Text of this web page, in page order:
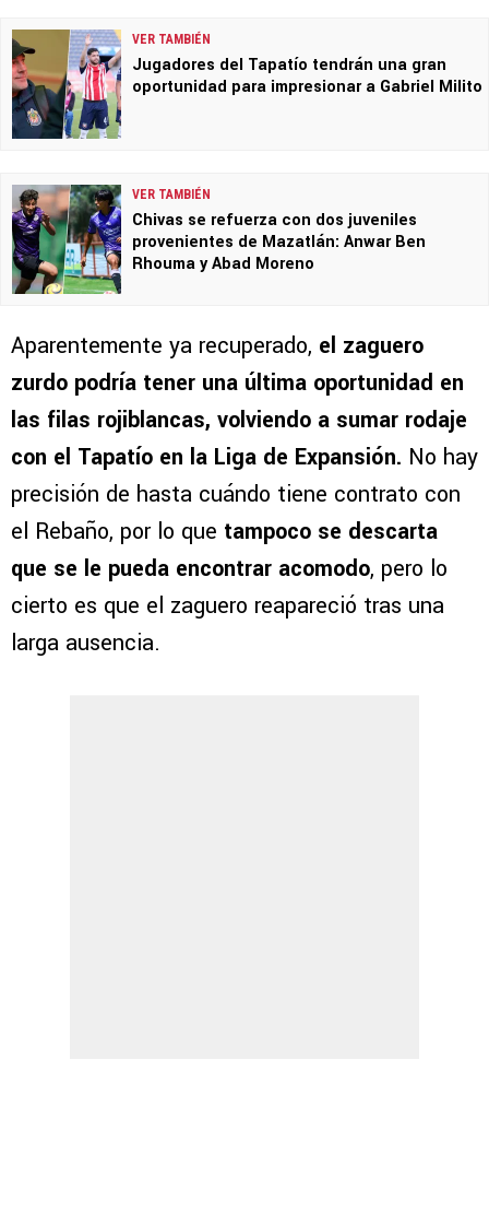
VER TAMBIÉN
Jugadores del Tapatío tendrán una gran
oportunidad para impresionar a Gabriel Milito
VER TAMBIÉN
Chivas se refuerza con dos juveniles
provenientes de Mazatlán: Anwar Ben
Rhouma y Abad Moreno
Aparentemente ya recuperado, el zaguero
zurdo podría tener una última oportunidad en
las filas rojiblancas, volviendo a sumar rodaje
con el Tapatío en la Liga de Expansión. No hay
precisión de hasta cuándo tiene contrato con
el Rebaño, por lo que tampoco se descarta
que se le pueda encontrar acomodo, pero lo
cierto es que el zaguero reapareció tras una
larga ausencia.